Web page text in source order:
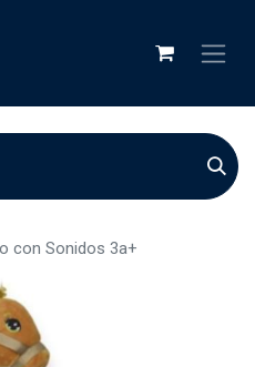
con Sonidos 3a+